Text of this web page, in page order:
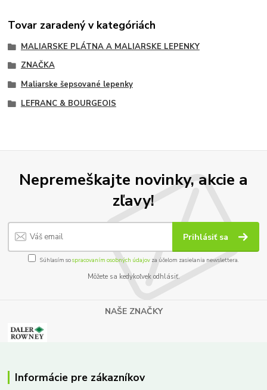
Tovar zaradený v kategóriách
MALIARSKE PLÁTNA A MALIARSKE LEPENKY
ZNAČKA
Maliarske šepsované lepenky
LEFRANC & BOURGEOIS
Nepremeškajte novinky, akcie a
zľavy!
Prihlásiť sa
Súhlasím sospracovaním osobných údajov za účelom zasielania newslettera.
Môžete sa kedykoľvek odhlásiť.
NAŠE ZNAČKY
Informácie pre zákazníkov